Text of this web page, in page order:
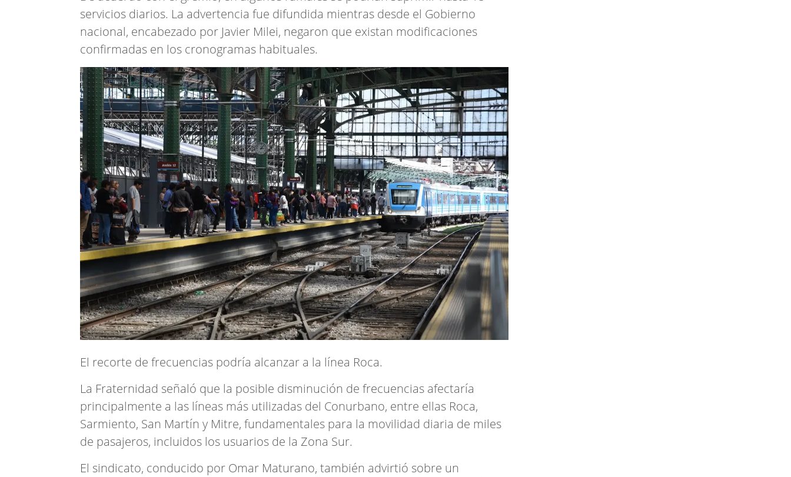
servicios diarios. La advertencia fue difundida mientras desde el Gobierno
nacional, encabezado por Javier Milei, negaron que existan modificaciones
confirmadas en los cronogramas habituales.
El recorte de frecuencias podría alcanzar a la línea Roca.
La Fraternidad señaló que la posible disminución de frecuencias afectaría
principalmente a las líneas más utilizadas del Conurbano, entre ellas Roca,
Sarmiento, San Martín y Mitre, fundamentales para la movilidad diaria de miles
de pasajeros, incluidos los usuarios de la Zona Sur.
El sindicato, conducido por Omar Maturano, también advirtió sobre un